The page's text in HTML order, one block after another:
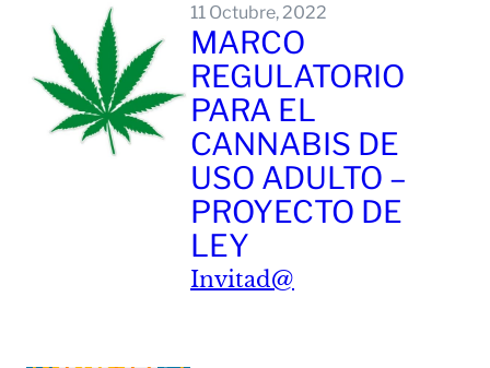
11 Octubre, 2022
MARCO
REGULATORIO
PARA EL
CANNABIS DE
USO ADULTO –
PROYECTO DE
LEY
Invitad@